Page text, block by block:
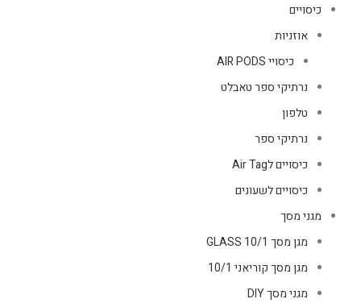
כיסויים
אוזניות
כיסויי AIR PODS
נרתיקי ספר טאבלט
טלפון
נרתיקי ספר
כיסויים לAir Tag
כיסויים לשעונים
מגני מסך
מגן מסך GLASS 10/1
מגן מסך קוריאני 10/1
מגני מסך DIY